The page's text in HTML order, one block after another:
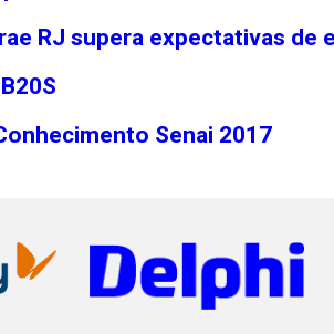
RJ supera expectativas de
Senai 2017